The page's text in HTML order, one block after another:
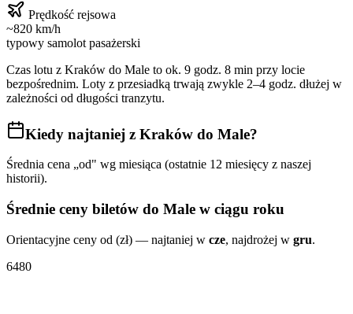
Prędkość rejsowa
~820 km/h
typowy samolot pasażerski
Czas lotu z Kraków do Male to ok. 9 godz. 8 min przy locie
bezpośrednim. Loty z przesiadką trwają zwykle 2–4 godz. dłużej w
zależności od długości tranzytu.
Kiedy najtaniej z Kraków do Male?
Średnia cena „od" wg miesiąca (ostatnie 12 miesięcy z naszej
historii).
Średnie ceny biletów do Male w ciągu roku
Orientacyjne ceny od (zł) — najtaniej w cze, najdrożej w gru.
6480